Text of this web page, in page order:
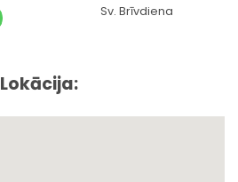
Sv. Brīvdiena
Lokācija: